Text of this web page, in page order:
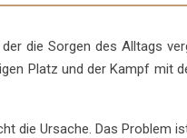
die Sorgen des Alltags
Platz und der Kampf mit
die Ursache. Das Problem